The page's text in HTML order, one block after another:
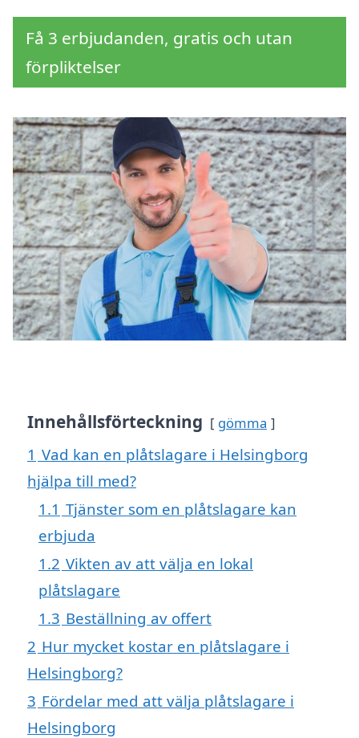
Få 3 erbjudanden, gratis och utan
förpliktelser
Innehållsförteckning gömma
1 Vad kan en plåtslagare i Helsingborg
hjälpa till med?
1.1 Tjänster som en plåtslagare kan
erbjuda
1.2 Vikten av att välja en lokal
plåtslagare
1.3 Beställning av offert
2 Hur mycket kostar en plåtslagare i
Helsingborg?
3 Fördelar med att välja plåtslagare i
Helsingborg